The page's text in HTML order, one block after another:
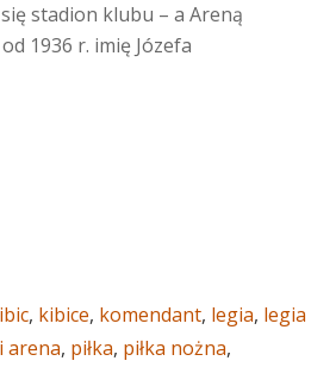
stadion klubu – a Areną
1936 r. imię Józefa
, kibice, komendant, legia, legia
arena, piłka, piłka nożna,